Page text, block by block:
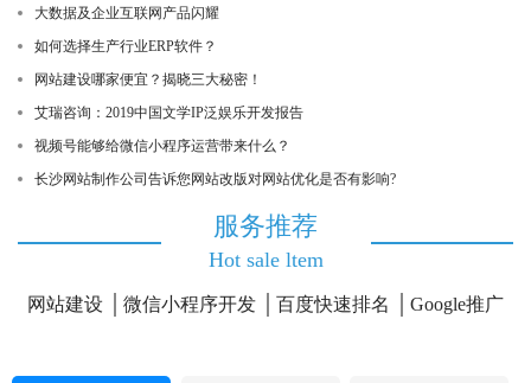
大数据及企业互联网产品闪耀
如何选择生产行业ERP软件？
网站建设哪家便宜？揭晓三大秘密！
艾瑞咨询：2019中国文学IP泛娱乐开发报告
视频号能够给微信小程序运营带来什么？
长沙网站制作公司告诉您网站改版对网站优化是否有影响?
服务推荐
Hot sale ltem
网站建设 微信小程序开发 百度快速排名 Google推广